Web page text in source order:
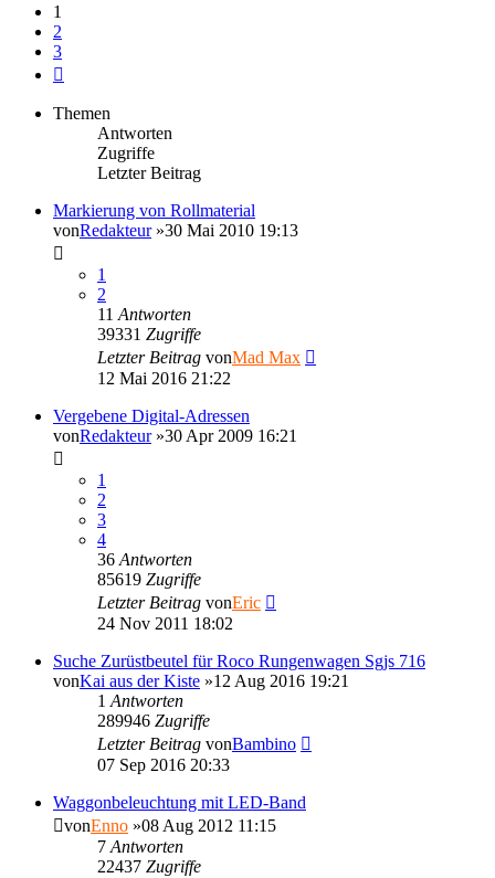
1
2
3
Themen
Antworten
Zugriffe
Letzter Beitrag
Markierung von Rollmaterial
vonRedakteur»30 Mai 2010 19:13
1
2
11 Antworten
39331 Zugriffe
Letzter Beitrag vonMad Max
12 Mai 2016 21:22
Vergebene Digital-Adressen
vonRedakteur»30 Apr 2009 16:21
1
2
3
4
36 Antworten
85619 Zugriffe
Letzter Beitrag vonEric
24 Nov 2011 18:02
Suche Zurüstbeutel für Roco Rungenwagen Sgjs 716
vonKai aus der Kiste »12 Aug 2016 19:21
1 Antworten
289946 Zugriffe
Letzter Beitrag vonBambino
07 Sep 2016 20:33
Waggonbeleuchtung mit LED-Band
vonEnno »08 Aug 2012 11:15
7 Antworten
22437 Zugriffe